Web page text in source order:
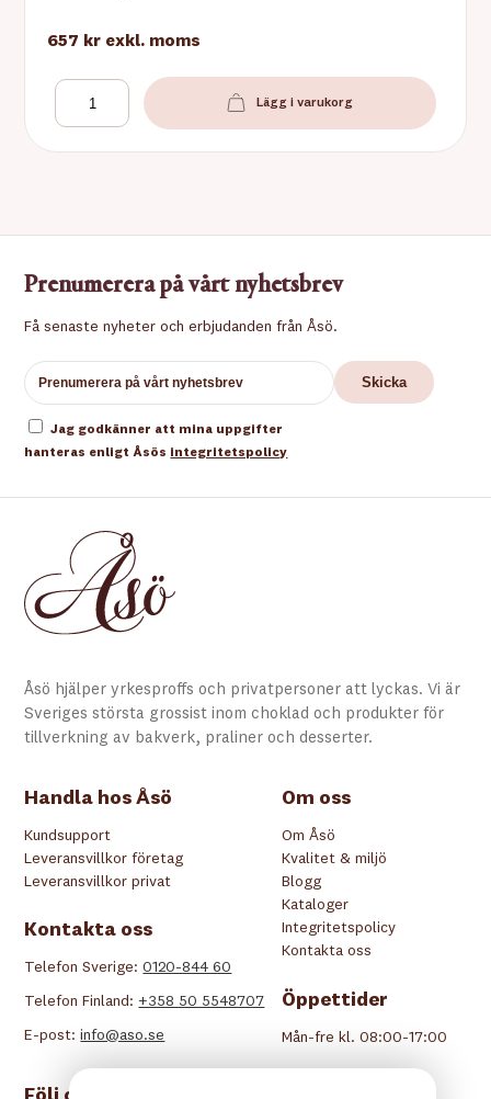
657 kr exkl. moms
Lägg i varukorg
Prenumerera på vårt nyhetsbrev
Få senaste nyheter och erbjudanden från Åsö.
Jag godkänner att mina uppgifter
hanteras enligt Åsös integritetspolicy
Åsö hjälper yrkesproffs och privatpersoner att lyckas. Vi är
Sveriges största grossist inom choklad och produkter för
tillverkning av bakverk, praliner och desserter.
Om oss
Om Åsö
Kvalitet & miljö
Blogg
Kataloger
Integritetspolicy
Kontakta oss
Öppettider
Mån-fre kl. 08:00-17:00
Handla hos Åsö
Kundsupport
Leveransvillkor företag
Leveransvillkor privat
Kontakta oss
Telefon Sverige:0120-844 60
Telefon Finland: +358 50 5548707
E-post:info@aso.se